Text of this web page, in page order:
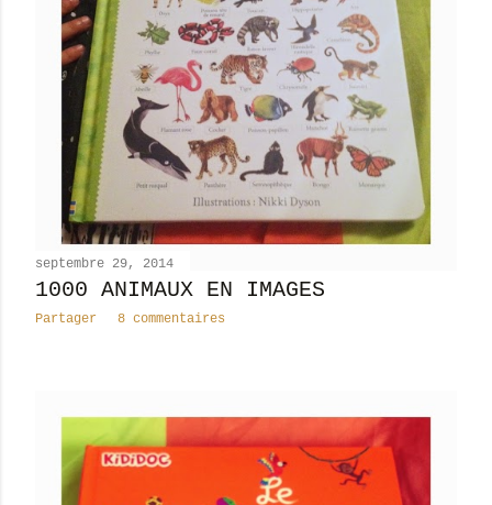
septembre 29, 2014
1000 ANIMAUX EN IMAGES
Partager 8 commentaires